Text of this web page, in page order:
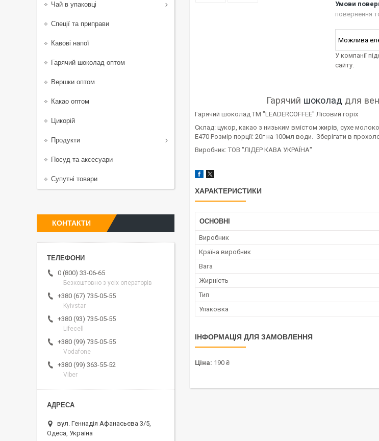
повернення
У компанії
сайту.
Гарячий шоколад для
Гарячий шоколад ТМ "LEADERCOFFEE" Лісовий горіх
Склад: цукор, какао з низьким вмістом жирів, сухе
E470 Розмір порції: 20г на 100мл води. Зберігати в
Виробник: ТОВ "ЛІДЕР КАВА УКРАЇНА"
ХАРАКТЕРИСТИКИ
ОСНОВНІ
Виробник
Країна виробник
Вага
Жирність
Тип
Упаковка
ІНФОРМАЦІЯ ДЛЯ ЗАМОВЛЕННЯ
Ціна: 190 ₴
Чай в упаковці
Спеції та приправи
Кавові напої
Гарячий шоколад оптом
Вершки оптом
Какао оптом
Цикорій
Продукти
Посуд та аксесуари
Супутні товари
КОНТАКТИ
0 (800) 33-06-65
Безкоштовно з усіх операторів
+380 (67) 735-05-55
Kyivstar
+380 (93) 735-05-55
Lifecell
+380 (99) 735-05-55
Vodafone
+380 (99) 363-55-52
Viber
вул. Геннадія Афанасьєва 3/5,
Одеса, Україна